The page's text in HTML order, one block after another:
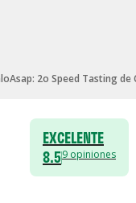
EXCELENTE
8.59 opiniones